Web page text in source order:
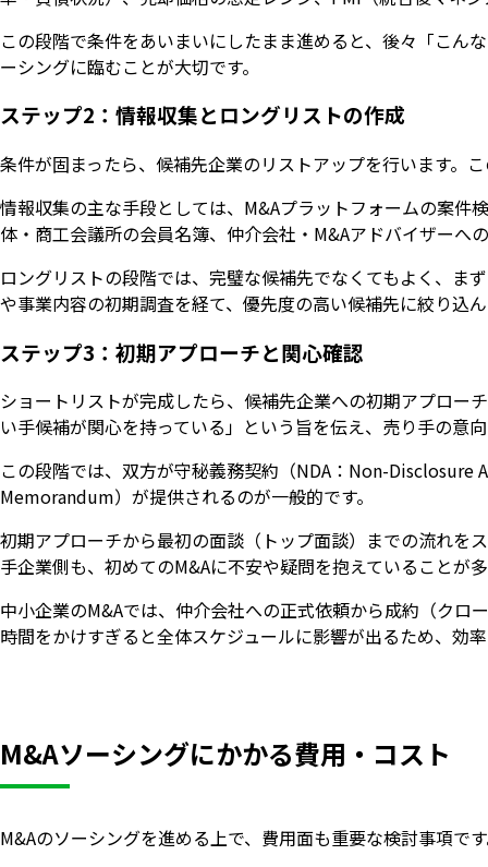
この段階で条件をあいまいにしたまま進めると、後々「こん
ーシングに臨むことが大切です。
ステップ2：情報収集とロングリストの作成
条件が固まったら、候補先企業のリストアップを行います。
情報収集の主な手段としては、M&Aプラットフォームの案
体・商工会議所の会員名簿、仲介会社・M&Aアドバイザーへ
ロングリストの段階では、完璧な候補先でなくてもよく、ま
や事業内容の初期調査を経て、優先度の高い候補先に絞り込
ステップ3：初期アプローチと関心確認
ショートリストが完成したら、候補先企業への初期アプロー
い手候補が関心を持っている」という旨を伝え、売り手の意
この段階では、双方が守秘義務契約（NDA：Non-
Memorandum）が提供されるのが一般的です。
初期アプローチから最初の面談（トップ面談）までの流れを
手企業側も、初めてのM&Aに不安や疑問を抱えていることが
中小企業のM&Aでは、仲介会社への正式依頼から成約（ク
時間をかけすぎると全体スケジュールに影響が出るため、効
M&Aソーシングにかかる費用・コスト
M&Aのソーシングを進める上で、費用面も重要な検討事項で